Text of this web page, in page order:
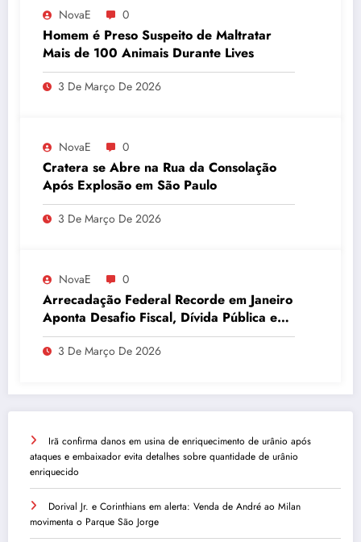
NovaE 0
Homem é Preso Suspeito de Maltratar
Mais de 100 Animais Durante Lives
3 De Março De 2026
NovaE 0
Cratera se Abre na Rua da Consolação
Após Explosão em São Paulo
3 De Março De 2026
NovaE 0
Arrecadação Federal Recorde em Janeiro
Aponta Desafio Fiscal, Dívida Pública e
Inadimplência no Agro
3 De Março De 2026
Irã confirma danos em usina de enriquecimento de urânio após
ataques e embaixador evita detalhes sobre quantidade de urânio
enriquecido
Dorival Jr. e Corinthians em alerta: Venda de André ao Milan
movimenta o Parque São Jorge